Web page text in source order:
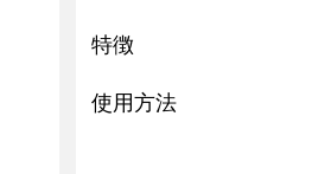
特徴
使用方法